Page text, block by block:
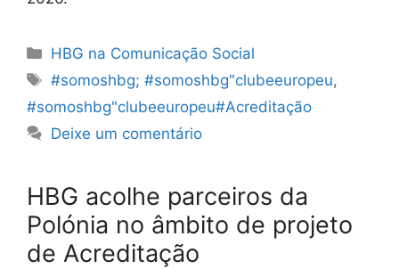
Categorias
HBG na Comunicação Social
Etiquetas
#somoshbg; #somoshbg"clubeeuropeu,
#somoshbg"clubeeuropeu#Acreditação
Deixe um comentário
HBG acolhe parceiros da
Polónia no âmbito de projeto
de Acreditação